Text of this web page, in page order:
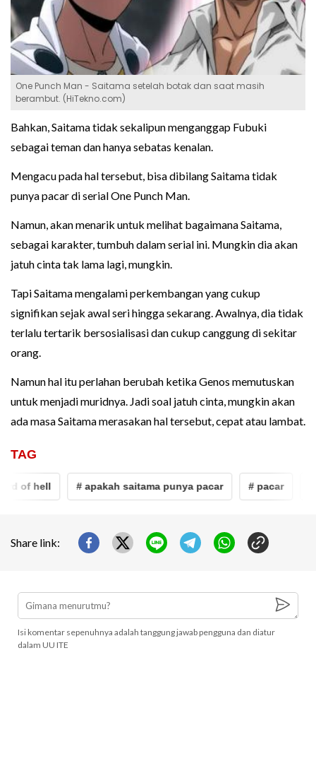
One Punch Man - Saitama setelah botak dan saat masih
berambut. (HiTekno.com)
Bahkan, Saitama tidak sekalipun menganggap Fubuki
sebagai teman dan hanya sebatas kenalan.
Mengacu pada hal tersebut, bisa dibilang Saitama tidak
punya pacar di serial One Punch Man.
Namun, akan menarik untuk melihat bagaimana Saitama,
sebagai karakter, tumbuh dalam serial ini. Mungkin dia akan
jatuh cinta tak lama lagi, mungkin.
Tapi Saitama mengalami perkembangan yang cukup
signifikan sejak awal seri hingga sekarang. Awalnya, dia tidak
terlalu tertarik bersosialisasi dan cukup canggung di sekitar
orang.
Namun hal itu perlahan berubah ketika Genos memutuskan
untuk menjadi muridnya. Jadi soal jatuh cinta, mungkin akan
ada masa Saitama merasakan hal tersebut, cepat atau lambat.
TAG
of hell # apakah saitama punya pacar # pacar
Share link:
Isi komentar sepenuhnya adalah tanggung jawab pengguna dan diatur
dalam UU ITE